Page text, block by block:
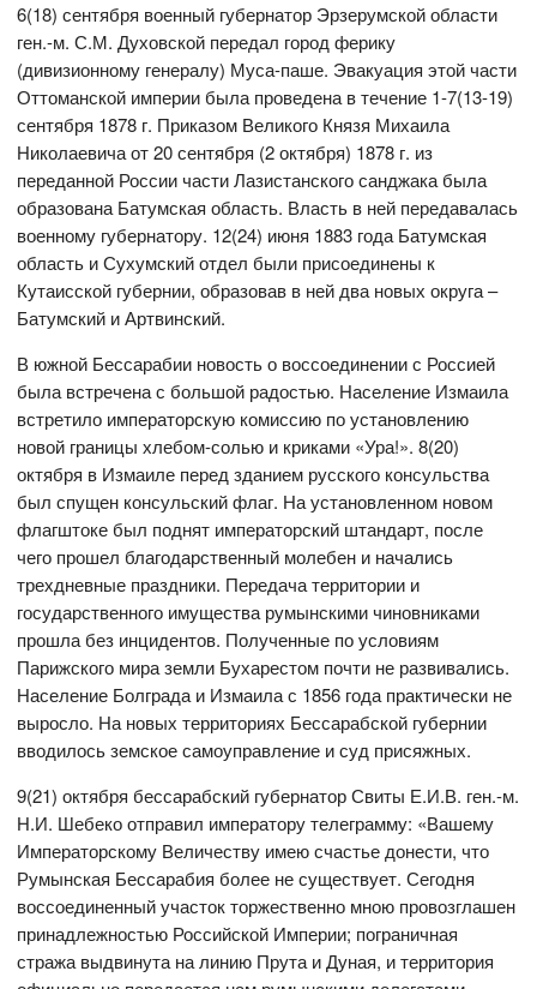
6(18) сентября военный губернатор Эрзерумской области
ген.-м. С.М. Духовской передал город ферику
(дивизионному генералу) Муса-паше. Эвакуация этой части
Оттоманской империи была проведена в течение 1-7(13-19)
сентября 1878 г. Приказом Великого Князя Михаила
Николаевича от 20 сентября (2 октября) 1878 г. из
переданной России части Лазистанского санджака была
образована Батумская область. Власть в ней передавалась
военному губернатору. 12(24) июня 1883 года Батумская
область и Сухумский отдел были присоединены к
Кутаисской губернии, образовав в ней два новых округа –
Батумский и Артвинский.
В южной Бессарабии новость о воссоединении с Россией
была встречена с большой радостью. Население Измаила
встретило императорскую комиссию по установлению
новой границы хлебом-солью и криками «Ура!». 8(20)
октября в Измаиле перед зданием русского консульства
был спущен консульский флаг. На установленном новом
флагштоке был поднят императорский штандарт, после
чего прошел благодарственный молебен и начались
трехдневные праздники. Передача территории и
государственного имущества румынскими чиновниками
прошла без инцидентов. Полученные по условиям
Парижского мира земли Бухарестом почти не развивались.
Население Болграда и Измаила с 1856 года практически не
выросло. На новых территориях Бессарабской губернии
вводилось земское самоуправление и суд присяжных.
9(21) октября бессарабский губернатор Свиты Е.И.В. ген.-м.
Н.И. Шебеко отправил императору телеграмму: «Вашему
Императорскому Величеству имею счастье донести, что
Румынская Бессарабия более не существует. Сегодня
воссоединенный участок торжественно мною провозглашен
принадлежностью Российской Империи; пограничная
стража выдвинута на линию Прута и Дуная, и территория